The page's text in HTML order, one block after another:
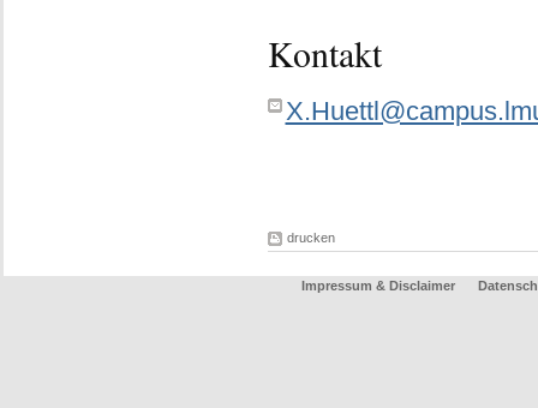
Kontakt
drucken
Impressum & Disclaimer